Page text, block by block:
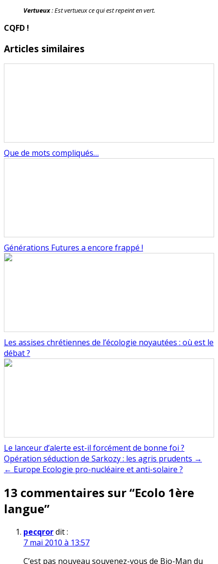
Vertueux: Est vertueux ce qui est repeint en vert.
CQFD !
Articles similaires
Que de mots compliqués…
Générations Futures a encore frappé !
Les assises chrétiennes de l’écologie noyautées : où est le
débat ?
Le lanceur d’alerte est-il forcément de bonne foi ?
Navigation
de
l’article
Opération séduction de Sarkozy : les agris prudents →
← Europe Ecologie pro-nucléaire et anti-solaire ?
13 commentaires sur “Ecolo 1ère
langue”
pecqrordit :
7 mai 2010 à 13:57
C’est pas nouveau souvenez-vous de Bio-Man du